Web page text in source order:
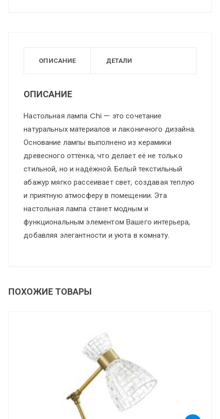
E27
ОПИСАНИЕ ДЕТАЛИ
ОПИСАНИЕ
Настольная лампа Chi — это сочетание
натуральных материалов и лаконичного дизайна.
Основание лампы выполнено из керамики
древесного оттенка, что делает её не только
стильной, но и надёжной. Белый текстильный
абажур мягко рассеивает свет, создавая теплую
и приятную атмосферу в помещении. Эта
настольная лампа станет модным и
функциональным элементом Вашего интерьера,
добавляя элегантности и уюта в комнату.
ПОХОЖИЕ ТОВАРЫ